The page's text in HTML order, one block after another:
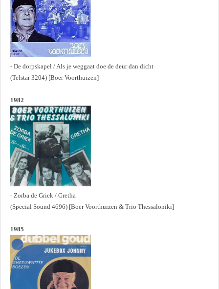
- De dorpskapel / Als je weggaat doe de deur dan dicht
(Telstar 3204) [Boer Voorthuizen]
1982
- Zorba de Griek / Gretha
(Special Sound 4696) [Boer Voorthuizen & Trio Thessaloniki]
1985